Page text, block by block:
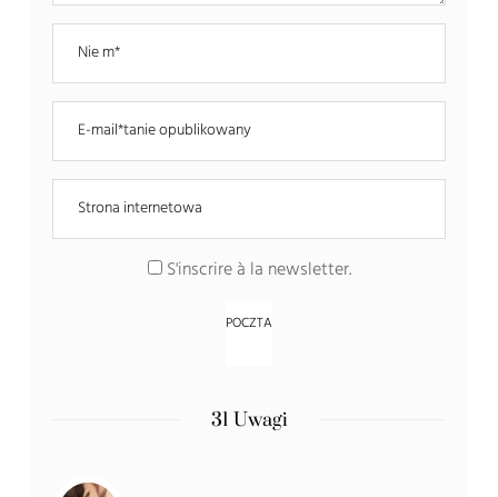
S'inscrire à la newsletter.
31 Uwagi